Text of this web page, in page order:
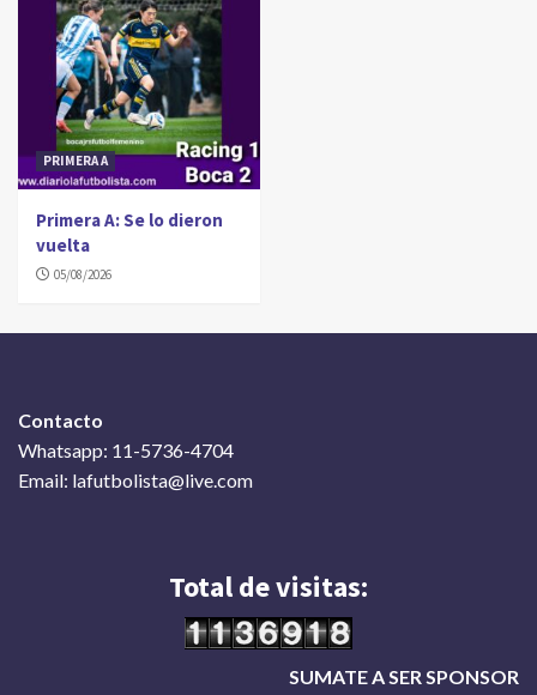
PRIMERA A
Primera A: Se lo dieron
vuelta
05/08/2026
Contacto
Whatsapp: 11-5736-4704
Email: lafutbolista@live.com
Total de visitas:
SUMATE A SER SPONSOR